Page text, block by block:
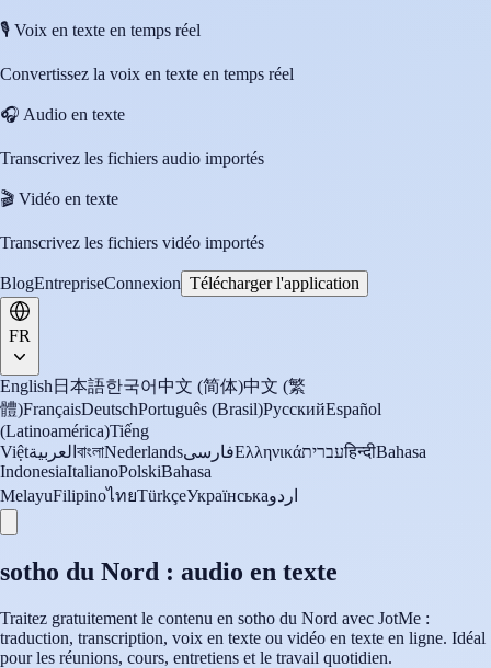
🎙️ Voix en texte en temps réel
Convertissez la voix en texte en temps réel
🎧 Audio en texte
Transcrivez les fichiers audio importés
🎬 Vidéo en texte
Transcrivez les fichiers vidéo importés
BlogEntrepriseConnexion Télécharger l'application
FR
English 日本語한국어中文 (简体)中文 (繁
體)FrançaisDeutschPortuguês (Brasil)РусскийEspañol
(Latinoamérica)Tiếng
Việtالعربية বাংলাNederlandsفارسیΕλληνικάעבריתहिन्दीBahasa
IndonesiaItalianoPolskiBahasa
MelayuFilipinoไทยTürkçeУкраїнськаاردو
sotho du Nord : audio en texte
Traitez gratuitement le contenu en sotho du Nord avec JotMe :
traduction, transcription, voix en texte ou vidéo en texte en ligne. Idéal
pour les réunions, cours, entretiens et le travail quotidien.